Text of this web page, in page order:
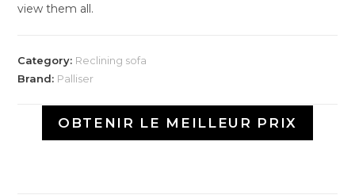
view them all.
Category: Reclining sofa
Brand: Palliser
OBTENIR LE MEILLEUR PRIX